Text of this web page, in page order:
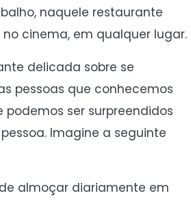
naquele restaurante
cinema, em qualquer lugar.
delicada sobre se
pessoas que conhecemos
ser surpreendidos
Imagine a seguinte
almoçar diariamente em